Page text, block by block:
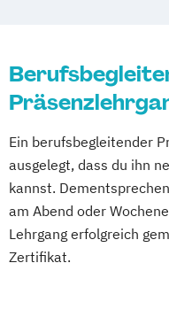
Ein berufsbegleitender
ausgelegt, dass du ihn
kannst.
am Abend oder
Lehrgang erfolgreich
Zertifikat.